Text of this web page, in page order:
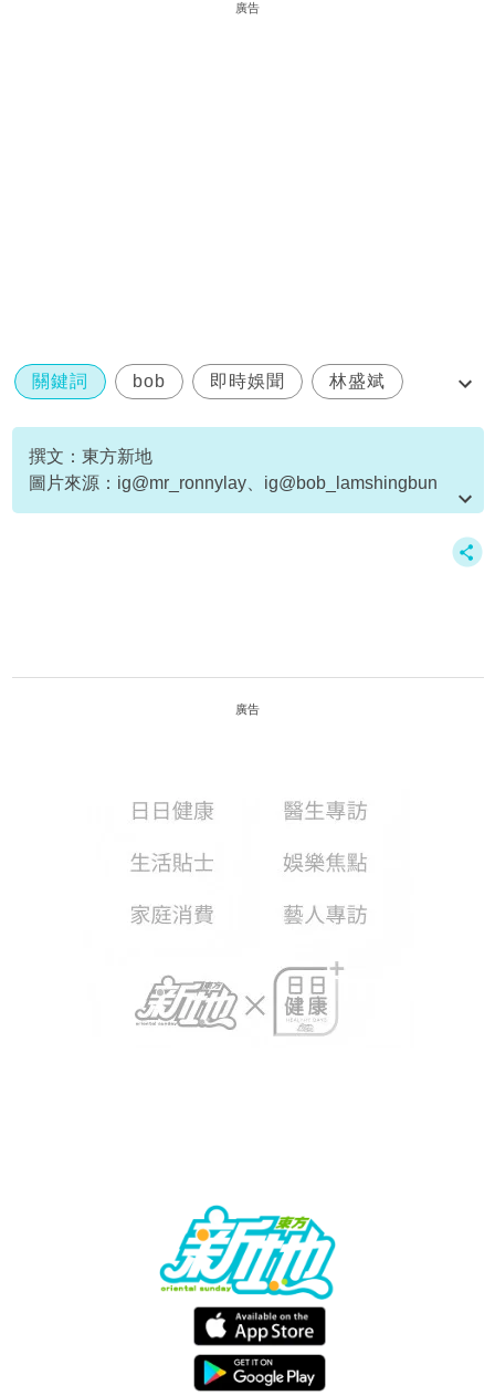
廣告
關鍵詞 bob 即時娛聞 林盛斌
騙案
撰文：東方新地
圖片來源：ig@mr_ronnylay、ig@bob_lamshingbun
資料或影片來源：原文刊於新假期
廣告